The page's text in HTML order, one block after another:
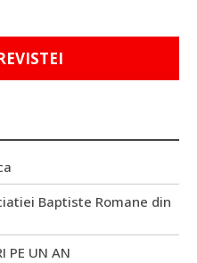
Baptiste Romane din
PE UN AN